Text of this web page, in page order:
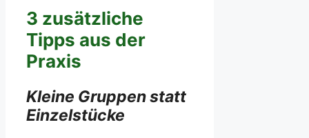
3 zusätzliche
Tipps aus der
Praxis
Kleine Gruppen statt
Einzelstücke